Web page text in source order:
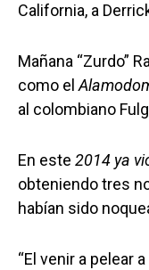
California, a
Mañana “Zurdo”
como el
al colombiano
En este 2014 ya
obteniendo tres
habían sido
“El venir a pelear